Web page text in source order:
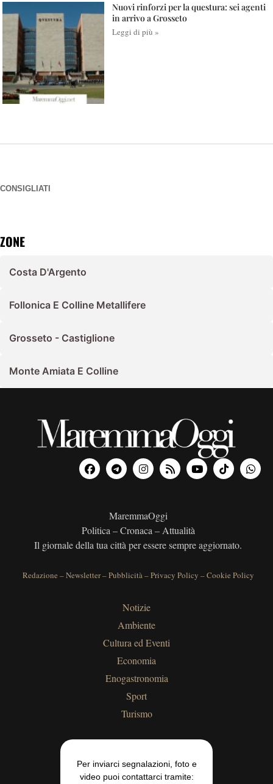
Nuovi rinforzi per la questura: sei agenti
in arrivo a Grosseto
Leggi di più »
CONSIGLIATI
ZONE
Costa D'Argento
Follonica E Colline Metallifere
Grosseto - Castiglione
Monte Amiata E Colline
MaremmaOggi
Politica – Cronaca – Attualità
Il giornale della tua città per essere sempre aggiornato.
Redazione –Newsletter–Pubblicità–Privacy Policy –Cookie Policy
Notizie
Ambiente
Cultura ed Eventi
Economia
Enogastronomia
Sport
Turismo
Per inviarci segnalazioni, foto e
video puoi contattarci tramite: